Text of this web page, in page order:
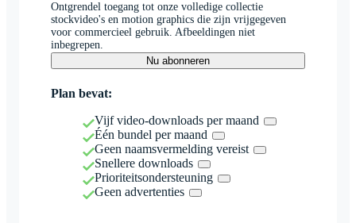
Ontgrendel toegang tot onze volledige collectie
stockvideo's en motion graphics die zijn vrijgegeven
voor commercieel gebruik. Afbeeldingen niet
inbegrepen.
Nu abonneren
Plan bevat:
Vijf video-downloads per maand
Één bundel per maand
Geen naamsvermelding vereist
Snellere downloads
Prioriteitsondersteuning
Geen advertenties